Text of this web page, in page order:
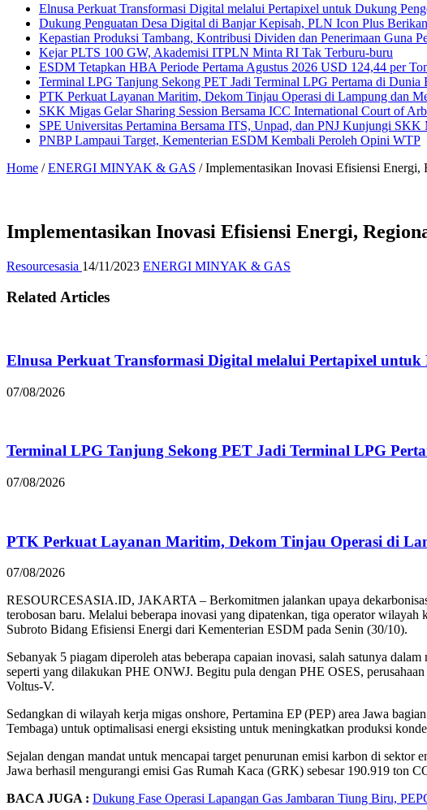
Elnusa Perkuat Transformasi Digital melalui Pertapixel untuk Dukung
Dukung Penguatan Desa Digital di Banjar Kepisah, PLN Icon Plus
Kepastian Produksi Tambang, Kontribusi Dividen dan Penerimaan Guna
Kejar PLTS 100 GW, Akademisi ITPLN Minta RI Tak Terburu-buru
ESDM Tetapkan HBA Periode Pertama Agustus 2026 USD 124,44 per
Terminal LPG Tanjung Sekong PET Jadi Terminal LPG Pertama di Dunia
PTK Perkuat Layanan Maritim, Dekom Tinjau Operasi di Lampung dan
SKK Migas Gelar Sharing Session Bersama ICC International Court of
SPE Universitas Pertamina Bersama ITS, Unpad, dan PNJ Kunjungi
PNBP Lampaui Target, Kementerian ESDM Kembali Peroleh Opini WTP
Home / ENERGI MINYAK & GAS / Implementasikan Inovasi Efisiensi Energi,
Implementasikan Inovasi Efisiensi Energi,
Resourcesasia 14/11/2023 ENERGI MINYAK & GAS
Related Articles
Elnusa Perkuat Transformasi Digital melalui Pertapixel untuk
07/08/2026
Terminal LPG Tanjung Sekong PET Jadi Terminal LPG
07/08/2026
PTK Perkuat Layanan Maritim, Dekom Tinjau Operasi di
07/08/2026
RESOURCESASIA.ID, JAKARTA – Berkomitmen jalankan upaya
terobosan baru. Melalui beberapa inovasi yang dipatenkan, tiga operator
Subroto Bidang Efisiensi Energi dari Kementerian ESDM pada Senin (30/10).
Sebanyak 5 piagam diperoleh atas beberapa capaian inovasi, salah satunya
seperti yang dilakukan PHE ONWJ. Begitu pula dengan PHE OSES,
Voltus-V.
Sedangkan di wilayah kerja migas onshore, Pertamina EP (PEP) area Jawa
Tembaga) untuk optimalisasi energi eksisting untuk meningkatkan produksi
Sejalan dengan mandat untuk mencapai target penurunan emisi karbon di
Jawa berhasil mengurangi emisi Gas Rumah Kaca (GRK) sebesar 190.919 ton
BACA JUGA : Dukung Fase Operasi Lapangan Gas Jambaran Tiung Biru,